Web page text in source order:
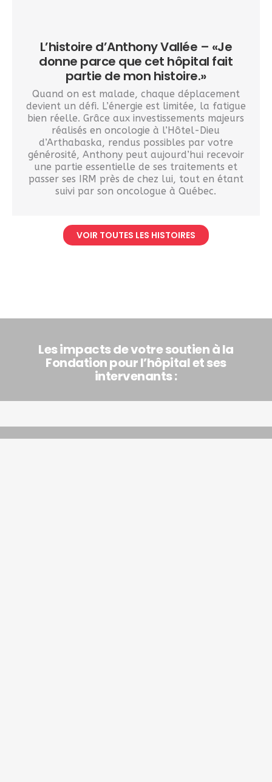
L’histoire d’Anthony Vallée – «Je
donne parce que cet hôpital fait
partie de mon histoire.»
Quand on est malade, chaque déplacement
devient un défi. L’énergie est limitée, la fatigue
bien réelle. Grâce aux investissements majeurs
réalisés en oncologie à l’Hôtel-Dieu
d’Arthabaska, rendus possibles par votre
générosité, Anthony peut aujourd’hui recevoir
une partie essentielle de ses traitements et
passer ses IRM près de chez lui, tout en étant
suivi par son oncologue à Québec.
VOIR TOUTES LES HISTOIRES
Les impacts de votre soutien à la
Fondation pour l’hôpital et ses
intervenants :